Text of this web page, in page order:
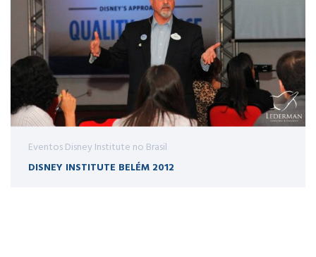
Eventos Disney Institute no Brasil
DISNEY INSTITUTE BELÉM 2012